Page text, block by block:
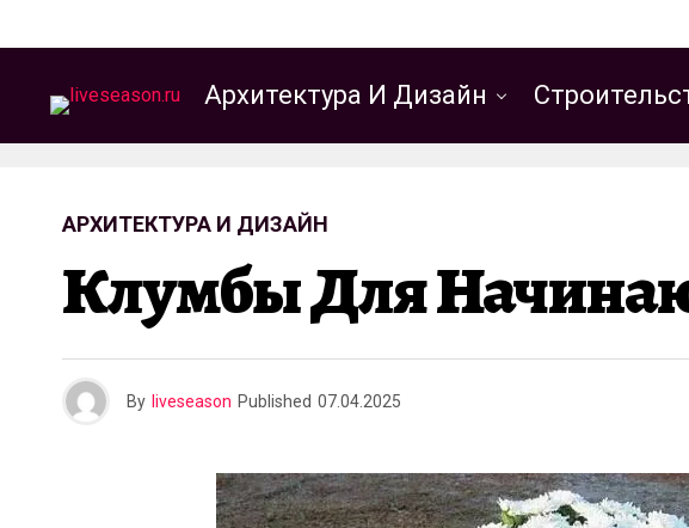
Архитектура И Дизайн
АРХИТЕКТУРА И ДИЗАЙН
Клумбы Для
By liveseason Published 07.04.2025